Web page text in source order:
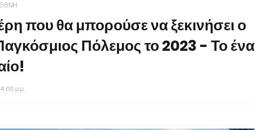
που θα μπορούσε να ξεκινήσει ο
Πόλεμος το 2023 - Το ένα
μ.μ.